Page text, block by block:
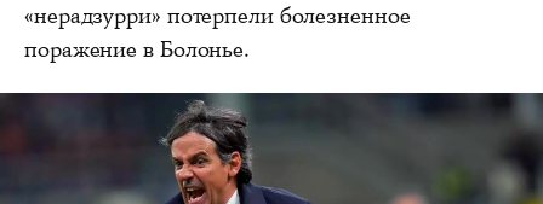
«нерадзурри» потерпели болезненное
поражение в Болонье.